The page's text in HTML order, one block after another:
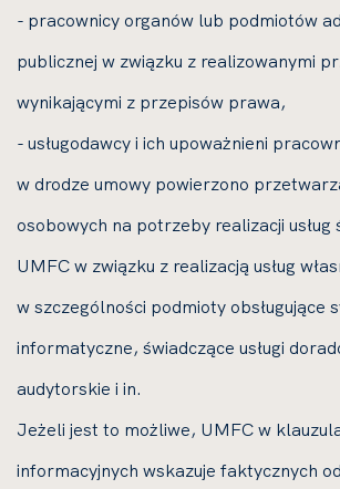
- pracownicy organów lub podmiotów
publicznej w związku z realizowanymi
wynikającymi z przepisów prawa,
- usługodawcy i ich upoważnieni
w drodze umowy powierzono
osobowych na potrzeby realizacji usług
UMFC w związku z realizacją usług
w szczególności podmioty obsługujące
informatyczne, świadczące usługi
audytorskie i in.
Jeżeli jest to możliwe, UMFC w
informacyjnych wskazuje faktycznych